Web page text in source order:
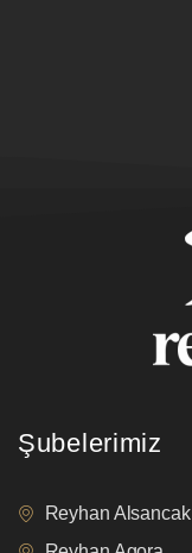
Şubelerimiz
Reyhan Alsancak